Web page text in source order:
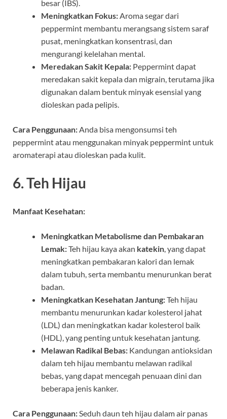
besar (IBS).
Meningkatkan Fokus: Aroma segar dari
peppermint membantu merangsang sistem saraf
pusat, meningkatkan konsentrasi, dan
mengurangi kelelahan mental.
Meredakan Sakit Kepala: Peppermint dapat
meredakan sakit kepala dan migrain, terutama jika
digunakan dalam bentuk minyak esensial yang
dioleskan pada pelipis.
Cara Penggunaan: Anda bisa mengonsumsi teh
peppermint atau menggunakan minyak peppermint untuk
aromaterapi atau dioleskan pada kulit.
6.Teh Hijau
Manfaat Kesehatan:
Meningkatkan Metabolisme dan Pembakaran
Lemak:Teh hijau kaya akan katekin, yang dapat
meningkatkan pembakaran kalori dan lemak
dalam tubuh, serta membantu menurunkan berat
badan.
Meningkatkan Kesehatan Jantung:Teh hijau
membantu menurunkan kadar kolesterol jahat
(LDL) dan meningkatkan kadar kolesterol baik
(HDL), yang penting untuk kesehatan jantung.
Melawan Radikal Bebas: Kandungan antioksidan
dalam teh hijau membantu melawan radikal
bebas, yang dapat mencegah penuaan dini dan
beberapa jenis kanker.
Cara Penggunaan:Seduh daun teh hijau dalam air panas